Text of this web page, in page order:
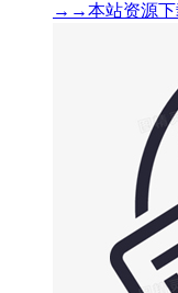
→→本站资源下